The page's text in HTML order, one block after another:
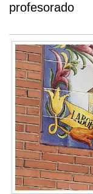
profesorado